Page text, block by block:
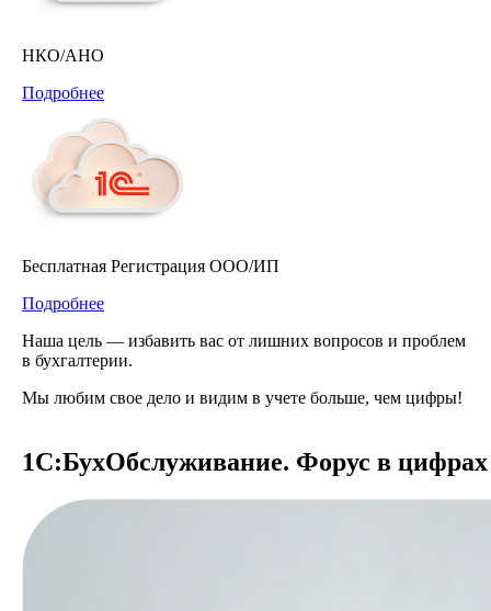
НКО/АНО
Подробнее
Бесплатная Регистрация ООО/ИП
Подробнее
Наша цель — избавить вас от лишних вопросов и проблем
в бухгалтерии.
Мы любим свое дело и видим в учете больше, чем цифры!
1С:БухОбслуживание. Форус в цифрах